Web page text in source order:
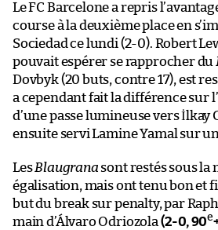
Le FC Barcelone a repris
course à la deuxième place en
Sociedad ce lundi (2-0). Robert
pouvait espérer se rapprocher du
Dovbyk (20 buts, contre 17), est
a cependant fait la différence sur
d’une passe lumineuse vers İlkay
ensuite servi Lamine Yamal sur
LesBlaugrana sont restés sous la
égalisation, mais ont tenu bon et
but du break sur penalty, par
main d’Álvaro Odriozola (2-0, 90e